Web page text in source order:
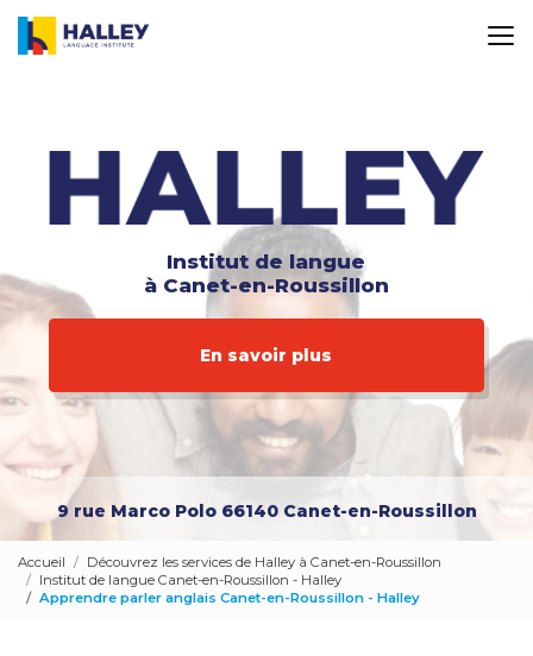
contenu
Institut de langue
à Canet-en-Roussillon
En savoir plus
9 rue Marco Polo 66140 Canet-en-Roussillon
Accueil
Découvrez les services de Halley à Canet-en-Roussillon
Institut de langue Canet-en-Roussillon - Halley
Apprendre parler anglais Canet-en-Roussillon - Halley